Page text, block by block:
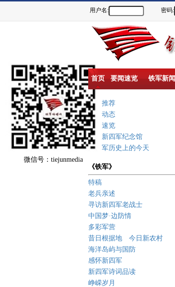
微信号：tiejunmedia
用户名: 密码:
首页 要闻速览 铁军新闻
重点推荐
新闻动态
要闻速览
盐城新四军纪念馆
新四军历史上的今天
《铁军》
特稿
老兵亲述
寻访新四军老战士
中国梦·边防情
多彩军营
昔日根据地 今日新农村
海洋岛屿与国防
感怀新四军
新四军诗词品读
峥嵘岁月